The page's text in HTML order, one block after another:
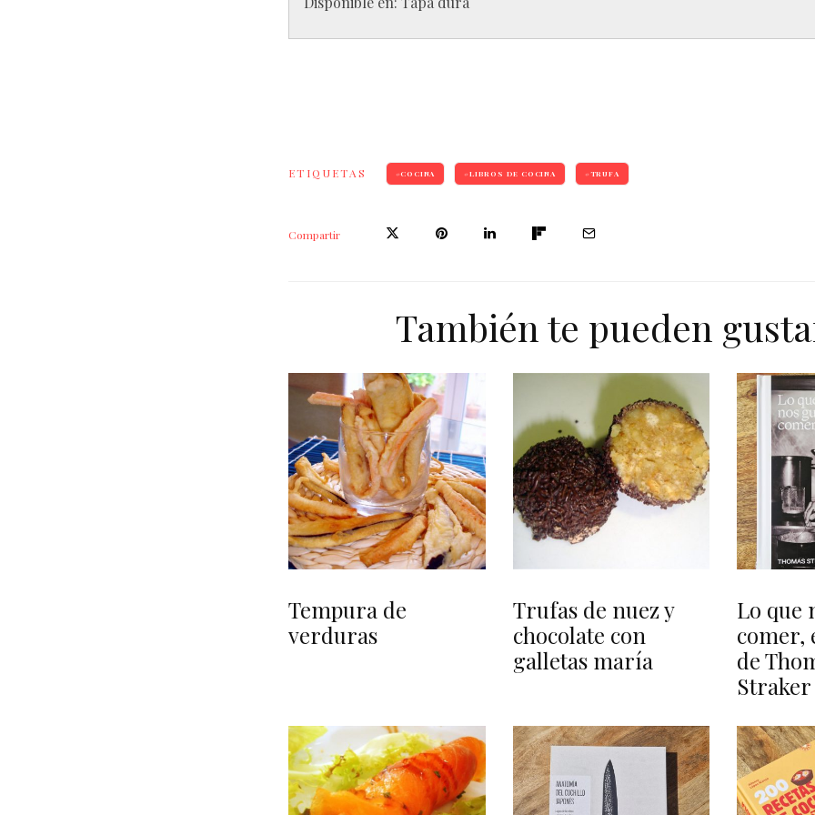
ETIQUETAS COCINA LIBROS DE COCINA TRUFA
Compartir
También te pueden
Tempura de
verduras
Trufas de nuez y
chocolate con
galletas maría
Lo que
comer,
de
Straker